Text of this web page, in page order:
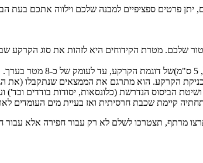
פרטים ספציפיים למבנה שלכם וילווה אתכם בעת
שלכם. מטרת הקידוחים היא לזהות את סוג
הקרקע. הוא מתרגם את הממצאים שנתקבלו (את
הביסוס הנדרשת (כלונסאות, יסודות בודדים וכד')
תצטרכו לשלם לא רק עבור חפירה אלא עבור